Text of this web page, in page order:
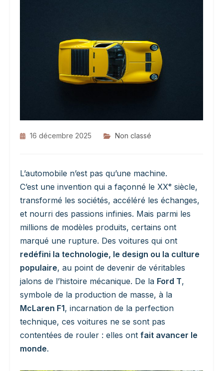
16 décembre 2025 Non classé
L’automobile n’est pas qu’une machine.
C’est une invention qui a façonné le XXᵉ siècle,
transformé les sociétés, accéléré les échanges,
et nourri des passions infinies. Mais parmi les
millions de modèles produits, certains ont
marqué une rupture. Des voitures qui ont
redéfini la technologie, le design ou la culture
populaire, au point de devenir de véritables
jalons de l’histoire mécanique. De la Ford T,
symbole de la production de masse, à la
McLaren F1, incarnation de la perfection
technique, ces voitures ne se sont pas
contentées de rouler : elles ont fait avancer le
monde.